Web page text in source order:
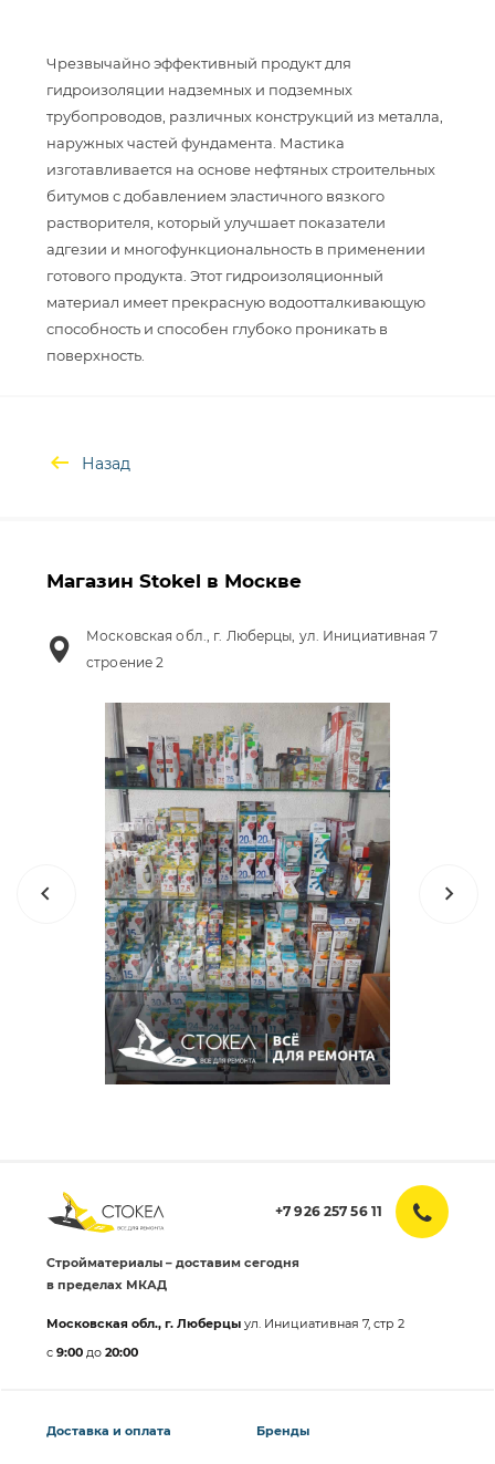
Чрезвычайно эффективный продукт для
гидроизоляции надземных и подземных
трубопроводов, различных конструкций из металла,
наружных частей фундамента. Мастика
изготавливается на основе нефтяных строительных
битумов с добавлением эластичного вязкого
растворителя, который улучшает показатели
адгезии и многофункциональность в применении
готового продукта. Этот гидроизоляционный
материал имеет прекрасную водоотталкивающую
способность и способен глубоко проникать в
Назад
Магазин Stokel в Москве
Московская обл., г. Люберцы, ул. Инициативная 7
строение 2
+7 926 257 56 11
Стройматериалы – доставим сегодня
в пределах МКАД
Московская обл., г. Люберцы ул. Инициативная 7, стр 2
с 9:00 до 20:00
Доставка и оплата Бренды